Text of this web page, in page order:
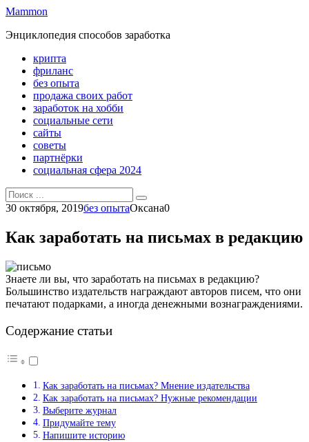
Перейти
контенту
Mammon
Энциклопедия способов заработка
крипта
фриланс
без опыта
продажа своих работ
заработок на хобби
социальные сети
сайты
советы
партнёрки
социальная сфера 2024
Search
for:
30 октября, 2019без опытаОксана0
Как заработать на письмах в редакцию
Знаете ли вы, что заработать на письмах в редакцию?
Большинство издательств награждают авторов писем, что они
печатают подарками, а иногда денежными вознаграждениями.
Содержание статьи
Как заработать на письмах? Мнение издательства
Как заработать на письмах? Нужные рекомендации
Выберите журнал
Придумайте тему
Напишите историю